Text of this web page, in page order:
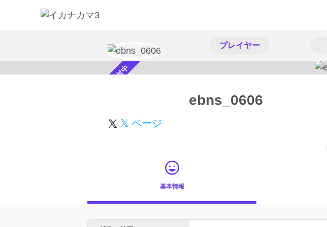
プレイヤー
スカウト受付中 ebns_0606
𝕏 ページ
基本情報